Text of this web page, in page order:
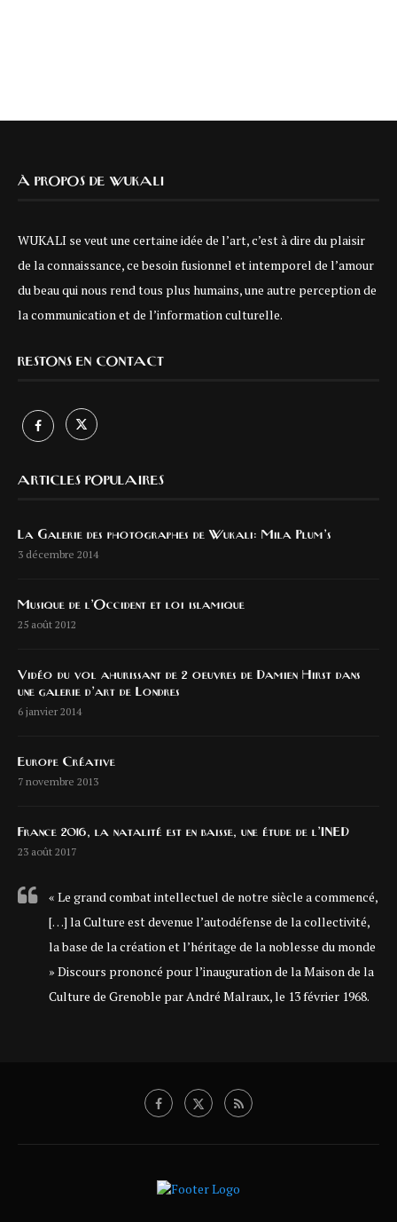
À PROPOS DE WUKALI
WUKALI se veut une certaine idée de l’art, c’est à dire du plaisir
de la connaissance, ce besoin fusionnel et intemporel de l’amour
du beau qui nous rend tous plus humains, une autre perception de
la communication et de l’information culturelle.
RESTONS EN CONTACT
ARTICLES POPULAIRES
La Galerie des photographes de Wukali: Mila Plum’s
3 décembre 2014
Musique de l’Occident et loi islamique
25 août 2012
Vidéo du vol ahurissant de 2 oeuvres de Damien Hirst dans
une galerie d’art de Londres
6 janvier 2014
Europe Créative
7 novembre 2013
France 2016, la natalité est en baisse, une étude de l’INED
23 août 2017
« Le grand combat intellectuel de notre siècle a commencé,
[…] la Culture est devenue l’autodéfense de la collectivité,
la base de la création et l’héritage de la noblesse du monde
» Discours prononcé pour l’inauguration de la Maison de la
Culture de Grenoble par André Malraux, le 13 février 1968.